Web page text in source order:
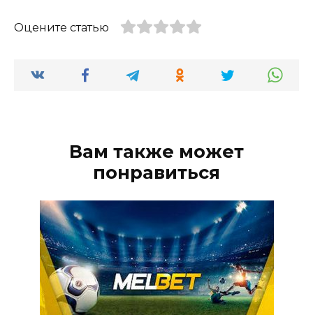
Оцените статью
Вам также может
понравиться